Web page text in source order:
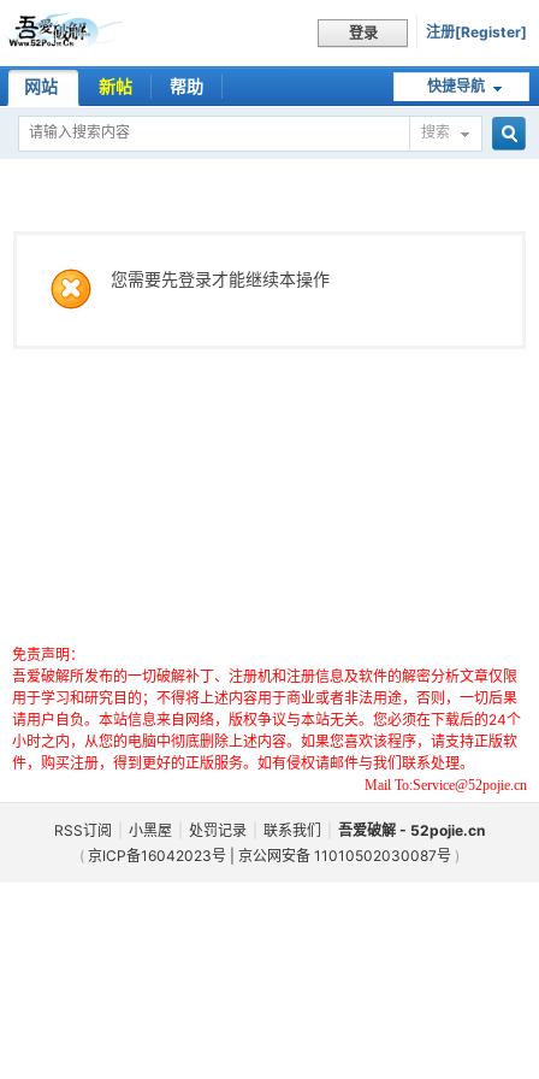
登录 注册[Register]
快捷导航
网站 新帖 帮助
搜索
您需要先登录才能继续本操作
免责声明：
吾爱破解所发布的一切破解补丁、注册机和注册信息及软件的解密分析文章仅限
用于学习和研究目的；不得将上述内容用于商业或者非法用途，否则，一切后果
请用户自负。本站信息来自网络，版权争议与本站无关。您必须在下载后的24个
小时之内，从您的电脑中彻底删除上述内容。如果您喜欢该程序，请支持正版软
件，购买注册，得到更好的正版服务。如有侵权请邮件与我们联系处理。
Mail To:Service@52pojie.cn
RSS订阅 小黑屋 处罚记录 联系我们
吾爱破解 - 52pojie.cn
( 京ICP备16042023号 | 京公网安备 11010502030087号 )